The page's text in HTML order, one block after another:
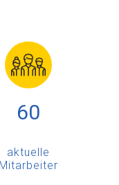
60
aktuelle
Mitarbeiter